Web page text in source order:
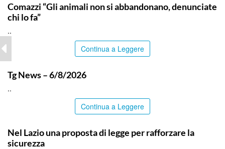
Comazzi “Gli animali non si abbandonano, denunciate
chi lo fa”
..
Continua a Leggere
ITALPRESS
Tg News – 6/8/2026
..
Continua a Leggere
Nel Lazio una proposta di legge per rafforzare la
sicurezza